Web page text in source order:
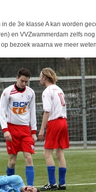
de 3e klasse A kan worden
en VVZwammerdam zelfs
bezoek waarna we meer